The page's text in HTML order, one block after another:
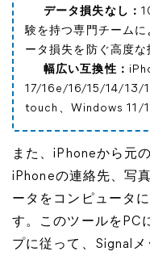
データ損失なし：
験を持つ専門チーム
ータ損失を防ぐ高度な
幅広い互換性：
17/16e/16/15/14/13/
touch、Windows 11/
また、iPhoneから元
iPhoneの連絡先、写
ータをコンピュータ
す。このツールをPC
プに従って、Signal